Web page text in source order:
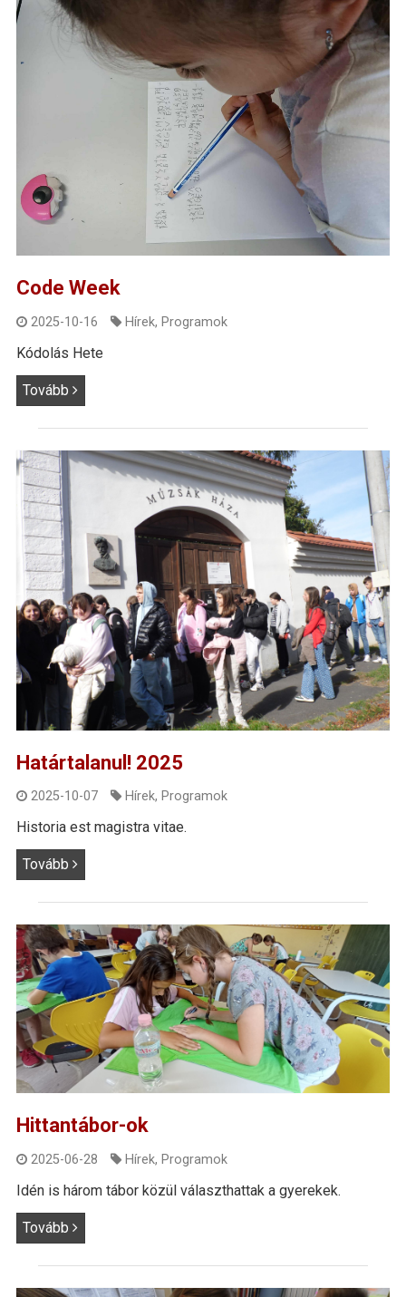
Code Week
2025-10-16 Hírek, Programok
Kódolás Hete
Tovább
Határtalanul! 2025
2025-10-07 Hírek,Programok
Historia est magistra vitae.
Tovább
Hittantábor-ok
2025-06-28 Hírek, Programok
Idén is három tábor közül választhattak a gyerekek.
Tovább